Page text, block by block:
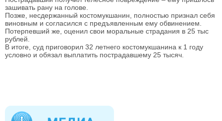
зашивать рану на голове.
Позже, несдержанный костомукшанин, полностью признал себя
виновным и согласился с предъявленным ему обвинением.
Потерпевший же, оценил свои моральные страдания в 25 тыс
рублей.
В итоге, суд приговорил 32 летнего костомукшанина к 1 году
условно и обязал выплатить пострадавшему 25 тысяч.